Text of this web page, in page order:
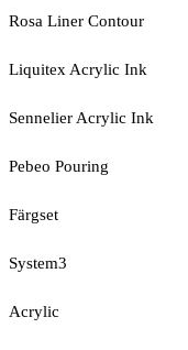
Rosa Liner Contour
Liquitex Acrylic Ink
Sennelier Acrylic Ink
Pebeo Pouring
Färgset
System3
Acrylic